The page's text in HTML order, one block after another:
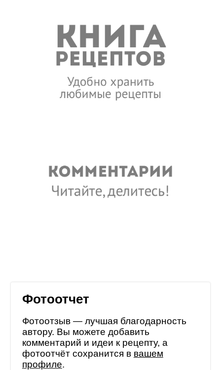
Фотоотчет
Фотоотзыв — лучшая благодарность
автору. Вы можете добавить
комментарий и идеи к рецепту, а
фотоотчёт сохранится в вашем
профиле.